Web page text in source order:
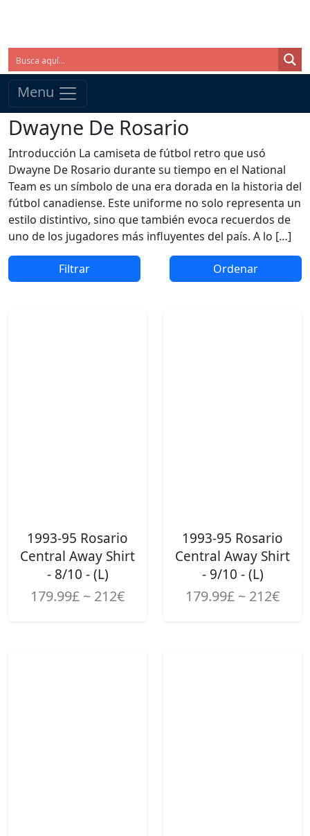
Menu
Dwayne De Rosario
Introducción La camiseta de fútbol retro que usó
Dwayne De Rosario durante su tiempo en el National
Team es un símbolo de una era dorada en la historia del
fútbol canadiense. Este uniforme no solo representa un
estilo distintivo, sino que también evoca recuerdos de
uno de los jugadores más influyentes del país. A lo […]
Filtrar Ordenar
1993-95 Rosario
Central Away Shirt
- 8/10 - (L)
179.99£ ~ 212€
1993-95 Rosario
Central Away Shirt
- 9/10 - (L)
179.99£ ~ 212€